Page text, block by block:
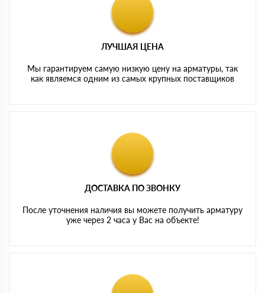
ЛУЧШАЯ ЦЕНА
Мы гарантируем самую низкую цену на арматуры, так
как являемся одним из самых крупных поставщиков
ДОСТАВКА ПО ЗВОНКУ
После уточнения наличия вы можете получить арматуру
уже через 2 часа у Вас на объекте!